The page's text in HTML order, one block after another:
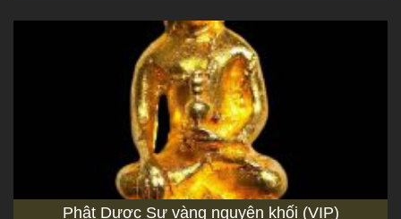
Phật Dược Sư vàng nguyên khối (VIP)